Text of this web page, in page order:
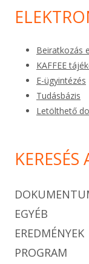
Beiratkozás
KAFFEE
E-ügyintézés
Tudásbázis
Letölthető
EGYÉB
EREDMÉNYEK
PROGRAM